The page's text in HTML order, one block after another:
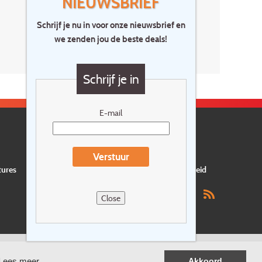
Schrijf je nu in voor onze nieuwsbrief en
we zenden jou de beste deals!
Schrijf je in
E-mail
Verstuur
Close
Privacyverklaring Verzekering Duurzaamheid